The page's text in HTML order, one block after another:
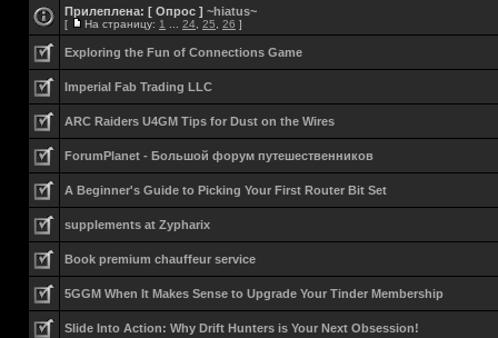
Прилеплена: [ Опрос ] ~hiatus~
[ На страницу: 1 24 25 26 ]
Exploring the Fun of Connections Game
Imperial Fab Trading LLC
ARC Raiders U4GM Tips for Dust on the Wires
ForumPlanet - Большой форум путешественников
A Beginner's Guide to Picking Your First Router Bit Set
supplements at Zypharix
Book premium chauffeur service
5GGM When It Makes Sense to Upgrade Your Tinder Membership
Slide Into Action: Why Drift Hunters is Your Next Obsession!